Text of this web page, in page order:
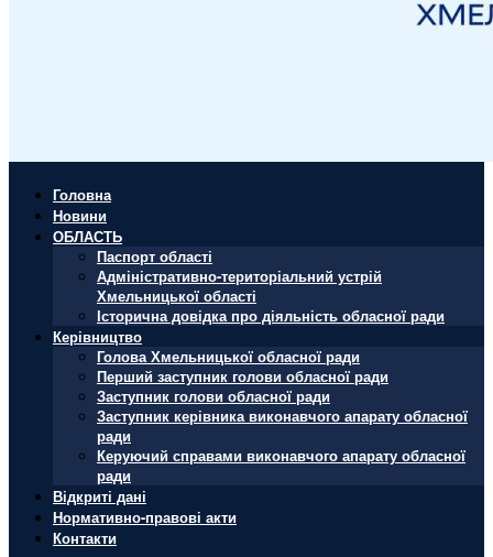
Головна
Новини
ОБЛАСТЬ
Паспорт області
Адміністративно-територіальний устрій
Хмельницької області
Історична довідка про діяльність обласної ради
Керівництво
Голова Хмельницької обласної ради
Перший заступник голови обласної ради
Заступник голови обласної ради
Заступник керівника виконавчого апарату обласної
ради
Керуючий справами виконавчого апарату обласної
ради
Відкриті дані
Нормативно-правові акти
Контакти